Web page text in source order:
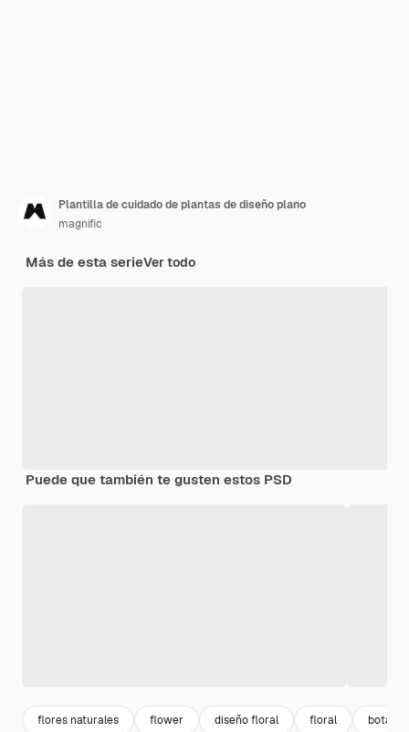
Plantilla de cuidado de plantas de diseño plano
magnific
Más de esta serieVer todo
Puede que también te gusten estos PSD
flores naturales flower diseño floral floral